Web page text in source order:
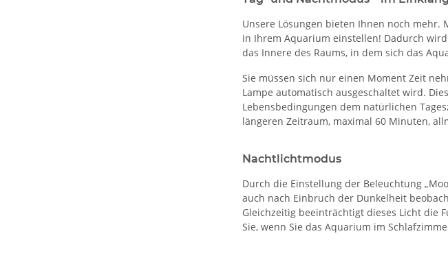
Unsere Lösungen bieten Ihnen noch mehr.
in Ihrem Aquarium einstellen! Dadurch
das Innere des Raums, in dem sich das
Sie müssen sich nur einen Moment Zeit
Lampe automatisch ausgeschaltet wird.
Lebensbedingungen dem natürlichen
längeren Zeitraum, maximal 60 Minuten,
Nachtlichtmodus
Durch die Einstellung der Beleuchtung
auch nach Einbruch der Dunkelheit
Gleichzeitig beeinträchtigt dieses Licht die
Sie, wenn Sie das Aquarium im